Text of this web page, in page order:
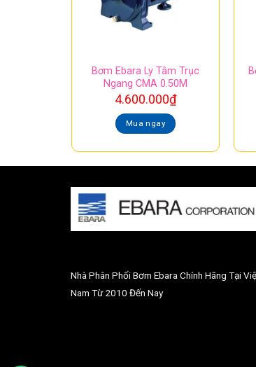
Bơm Ebara Ly Tâm Trục
Ngang CMA 0.50M
4.600.000₫
Mua ngay
Nhà Phân Phối Bơm Ebara Chính Hãng Tại
Nam Từ 2010 Đến Nay